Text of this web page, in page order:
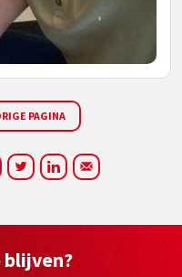
PAGINA
blijven?